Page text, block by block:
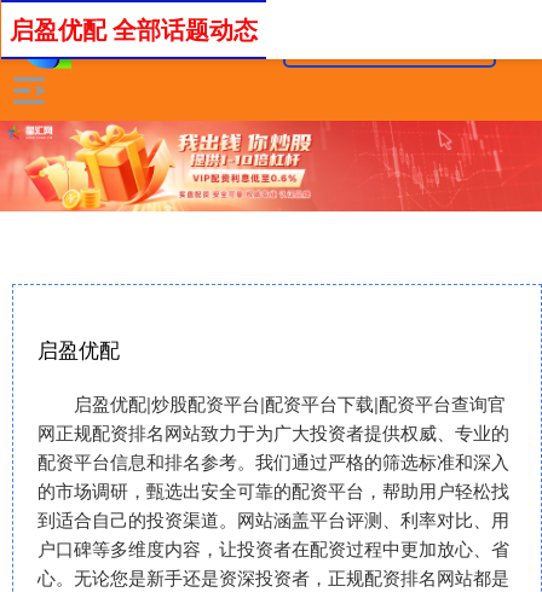
启盈优配
启盈优配|炒股配资平台|配资平台下载|配资平台查询官
网正规配资排名网站致力于为广大投资者提供权威、专业的
配资平台信息和排名参考。我们通过严格的筛选标准和深入
的市场调研，甄选出安全可靠的配资平台，帮助用户轻松找
到适合自己的投资渠道。网站涵盖平台评测、利率对比、用
户口碑等多维度内容，让投资者在配资过程中更加放心、省
心。无论您是新手还是资深投资者，正规配资排名网站都是
启盈优配 全部话题动态